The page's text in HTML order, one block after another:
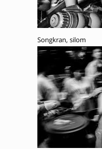
Songkran, silom